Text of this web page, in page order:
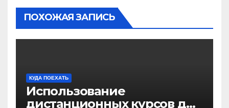
ПОХОЖАЯ ЗАПИСЬ
КУДА ПОЕХАТЬ
Использование
дистанционных курсов для